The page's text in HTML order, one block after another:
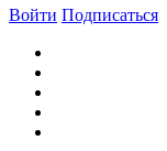
Войти Подписаться